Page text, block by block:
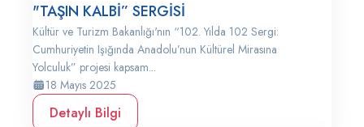
"TAŞIN KALBİ” SERGİSİ
Kültür ve Turizm Bakanlığı'nın “102. Yılda 102 Sergi:
Cumhuriyetin Işığında Anadolu’nun Kültürel Mirasına
Yolculuk” projesi kapsam...
18 Mayıs 2025
Detaylı Bilgi